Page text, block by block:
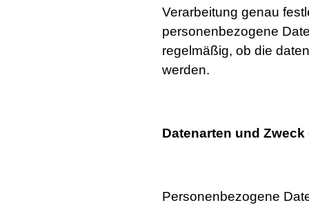
Verarbeitung genau
personenbezogene
regelmäßig, ob die
werden.
Datenarten und
Personenbezogene